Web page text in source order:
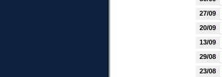
27/09
20/09
13/09
29/08
23/08